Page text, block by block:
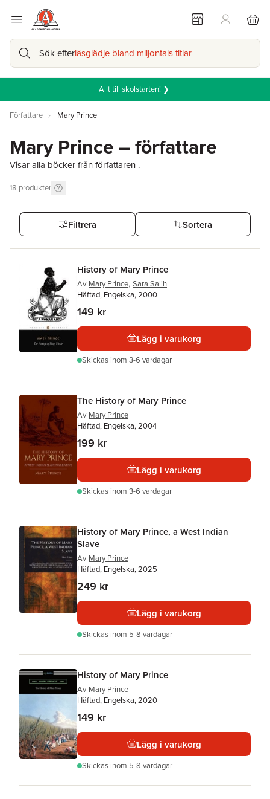
Sök efterläsglädje bland miljontals titlar
Allt till skolstarten! ❯
Författare Mary Prince
Mary Prince – författare
Visar alla böcker från författaren .
18 produkter
Filtrera Sortera
History of Mary Prince
Av Mary Prince, Sara Salih
Häftad, Engelska, 2000
149 kr
Lägg i varukorg
Skickas inom 3-6 vardagar
The History of Mary Prince
Av Mary Prince
Häftad, Engelska, 2004
199 kr
Lägg i varukorg
Skickas inom 3-6 vardagar
History of Mary Prince, a West Indian
Slave
Av Mary Prince
Häftad, Engelska, 2025
249 kr
Lägg i varukorg
Skickas inom 5-8 vardagar
History of Mary Prince
Av Mary Prince
Häftad, Engelska, 2020
149 kr
Lägg i varukorg
Skickas inom 5-8 vardagar